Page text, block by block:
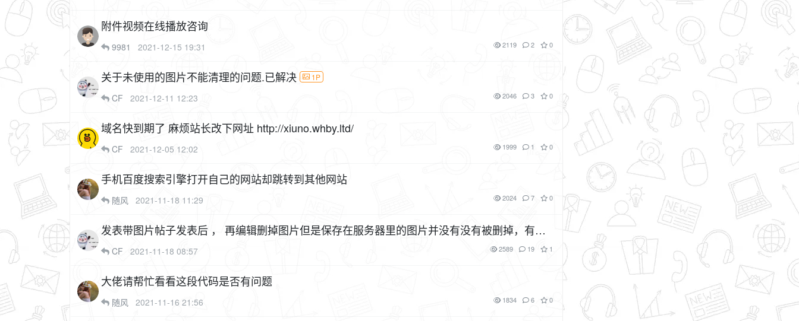
附件视频在线播放咨询
9981 2021-12-15 19:31 2119 2 0
关于未使用的图片不能清理的问题.已解决 1P
CF 2021-12-11 12:23 2046 3 0
域名快到期了 麻烦站长改下网址 http://xiuno.whby.ltd/
CF 2021-12-05 12:02 1999 1 0
手机百度搜索引擎打开自己的网站却跳转到其他网站
随风 2021-11-18 11:29 2024 7 0
发表带图片帖子发表后 ， 再编辑删掉图片但是保存在服务器里的图片并没有没有被删掉，有没
有办法解决
CF 2021-11-18 08:57 2589 19 1
大佬请帮忙看看这段代码是否有问题
随风 2021-11-16 21:56 1834 6 0